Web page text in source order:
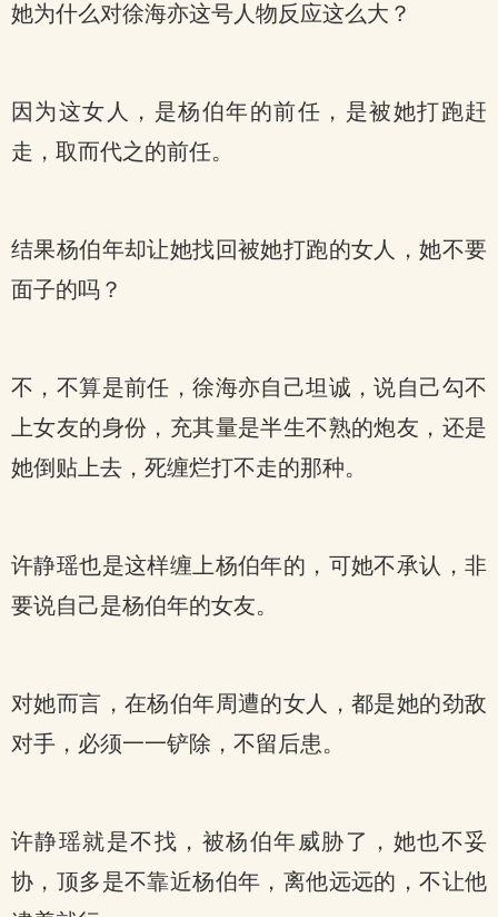
她为什么对徐海亦这号人物反应这么大？
因为这女人，是杨伯年的前任，是被她打跑赶
走，取而代之的前任。
结果杨伯年却让她找回被她打跑的女人，她不要
面子的吗？
不，不算是前任，徐海亦自己坦诚，说自己勾不
上女友的身份，充其量是半生不熟的炮友，还是
她倒贴上去，死缠烂打不走的那种。
许静瑶也是这样缠上杨伯年的，可她不承认，非
要说自己是杨伯年的女友。
对她而言，在杨伯年周遭的女人，都是她的劲敌
对手，必须一一铲除，不留后患。
许静瑶就是不找，被杨伯年威胁了，她也不妥
协，顶多是不靠近杨伯年，离他远远的，不让他